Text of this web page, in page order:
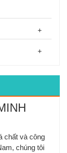
+
+
chất và công
chúng tôi